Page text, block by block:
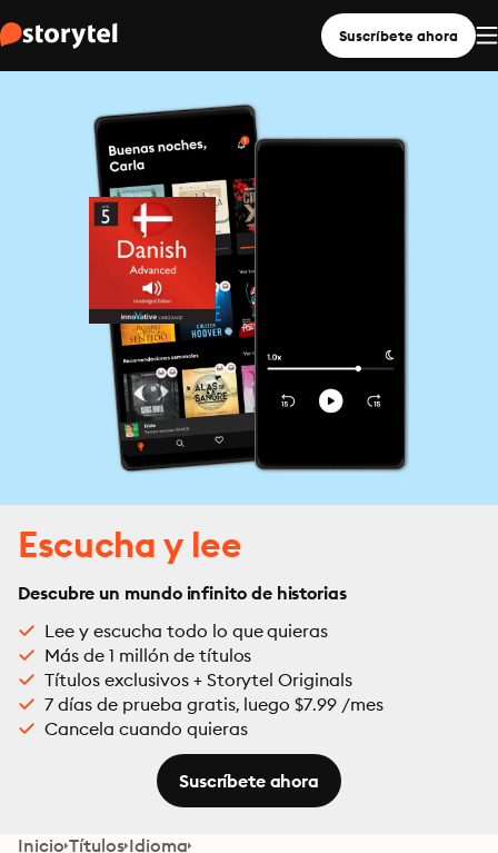
Suscríbete ahora
Escucha y lee
Descubre un mundo infinito de historias
Lee y escucha todo lo que quieras
Más de 1 millón de títulos
Títulos exclusivos + Storytel Originals
7 días de prueba gratis, luego $7.99 /mes
Cancela cuando quieras
Suscríbete ahora
Inicio Títulos Idioma